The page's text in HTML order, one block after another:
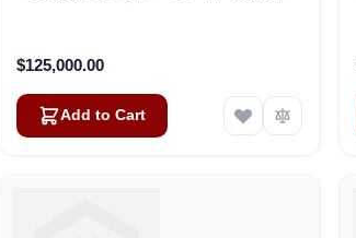
$125,000.00
Add to Cart